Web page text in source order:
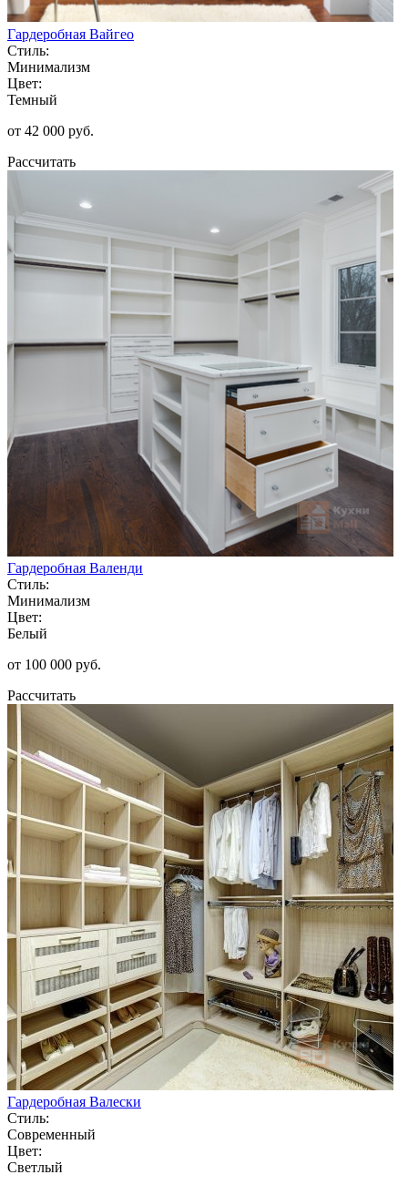
Гардеробная Вайгео
Стиль:
Минимализм
Цвет:
Темный
от 42 000 руб.
Рассчитать
Гардеробная Валенди
Стиль:
Минимализм
Цвет:
Белый
от 100 000 руб.
Рассчитать
Гардеробная Валески
Стиль:
Современный
Цвет:
Светлый